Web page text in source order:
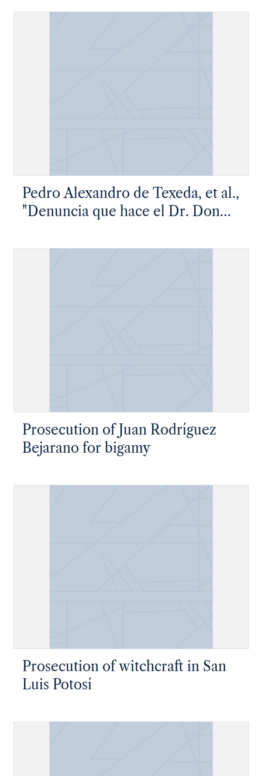
Pedro Alexandro de Texeda, et al.,
"Denuncia que hace el Dr. Don
y commisario de este sto. Oficio
Prosecution of Juan Rodríguez
Bejarano for bigamy
Prosecution of witchcraft in San
Luis Potosí